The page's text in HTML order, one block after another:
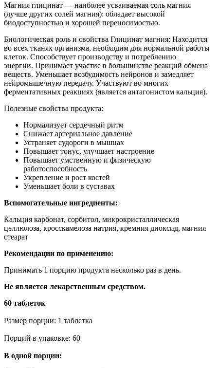
Магния глицинат — наиболее усваиваемая соль магния
(лучше других солей магния): обладает высокой
биодоступностью и хорошей переносимостью.
Биологическая роль и свойства Глицинат магния: Находится
во всех тканях организма, необходим для нормальной работы
клеток. Способствует производству и потреблению
энергии. Принимает участие в большинстве реакций обмена
веществ. Уменьшает возбудимость нейронов и замедляет
нейромышечную передачу. Участвуют во многих
ферментативных реакциях (является антагонистом кальция).
Полезные свойства продукта:
Нормализует сердечный ритм
Снижает артериальное давление
Устраняет судороги в мышцах
Повышает тонус, улучшает настроение
Повышает умственную и физическую
работоспособность
Укрепление и рост костей
Уменьшает боли в суставах
Вспомогательные ингредиенты:
Кальция карбонат, сорбитол, микрокристаллическая
целлюлоза, кросскамелоза натрия, кремния диоксид, магния
стеарат
Рекомендации по применению:
Принимать 1 порцию продукта несколько раз в день.
Не является лекарственным средством.
60 таблеток
Размер порции: 1 таблетка
Порций в упаковке: 60
В одной порции: